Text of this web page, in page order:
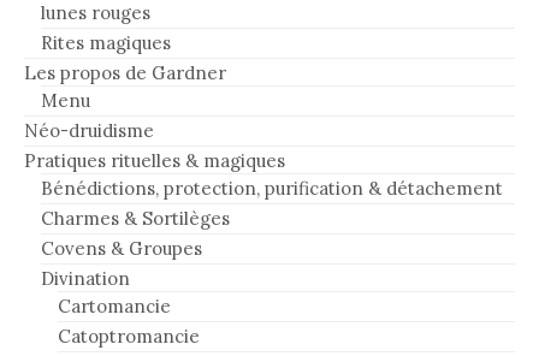
lunes rouges
Rites magiques
Les propos de Gardner
Menu
Néo-druidisme
Pratiques rituelles & magiques
Bénédictions, protection, purification & détachement
Charmes & Sortilèges
Covens & Groupes
Divination
Cartomancie
Catoptromancie